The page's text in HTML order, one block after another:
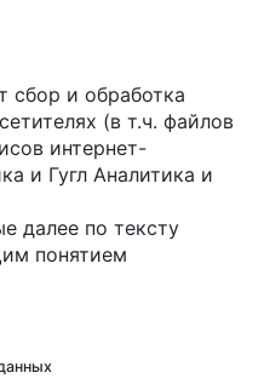
сбор и обработка
(в т.ч. файлов
интернет-
и Гугл Аналитика и
далее по тексту
понятием